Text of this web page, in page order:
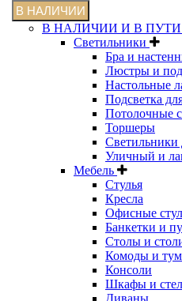
В НАЛИЧИИ
В НАЛИЧИИ И В ПУТИ
Светильники
Бра и
Люстры и
Настольные
Подсветка
Потолочные
Торшеры
Светильники
Уличный и
Мебель
Стулья
Кресла
Офисные
Банкетки и
Столы и
Комоды и
Консоли
Шкафы и
Диваны